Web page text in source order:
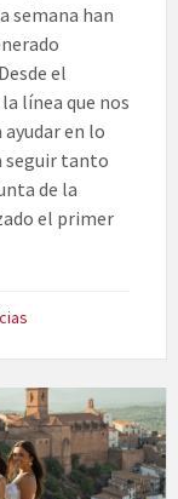
semana han
el
línea que nos
en lo
seguir tanto
de la
el primer